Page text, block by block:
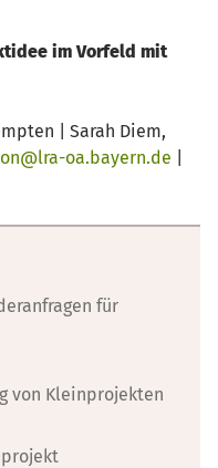
im Vorfeld mit
| Sarah Diem,
oa.bayern.de
für
von Kleinprojekten